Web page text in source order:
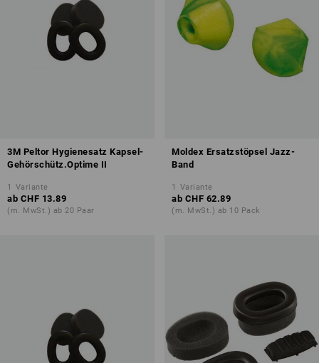
3M Peltor Hygienesatz Kapsel-
Gehörschütz.Optime II
1 Variante
ab CHF 13.89
(m. MwSt.) ab 20 Paar
Moldex Ersatzstöpsel Jazz-
Band
1 Variante
ab CHF 62.89
(m. MwSt.) ab 10 Pack